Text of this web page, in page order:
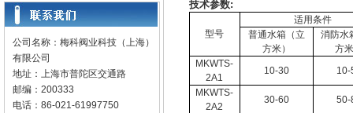
公司名称：梅科阀业科技（上海）
有限公司
地址：上海市普陀区交通路
邮编：200333
电话：86-021-61997750
技术参数:
型号
适用条件
普通水箱（立
方米）
消防水
方
MKWTS-
2A1
10-30
10-
MKWTS-
2A2
30-60
50-